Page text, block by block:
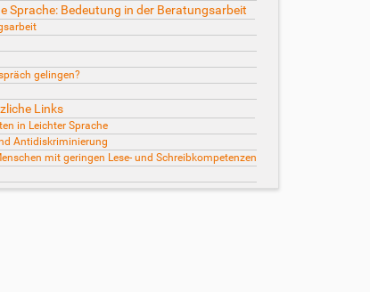
Sprache: Bedeutung in der Beratungsarbeit
gelingen?
Links
in Leichter Sprache
Antidiskriminierung
mit geringen Lese- und Schreibkompetenzen